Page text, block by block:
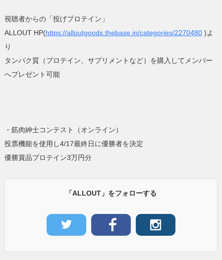
視聴者からの「投げプロテイン」
ALLOUT HP(https://alloutgoods.thebase.in/categories/2270480)よ
り
タンパク質（プロテイン、サプリメントなど）を購入してメンバー
へプレゼント可能
・筋肉紳士コンテスト（オンライン）
投票機能を使用し4/17最終日に優勝者を決定
優勝賞品プロテイン3万円分
「ALLOUT」をフォローする